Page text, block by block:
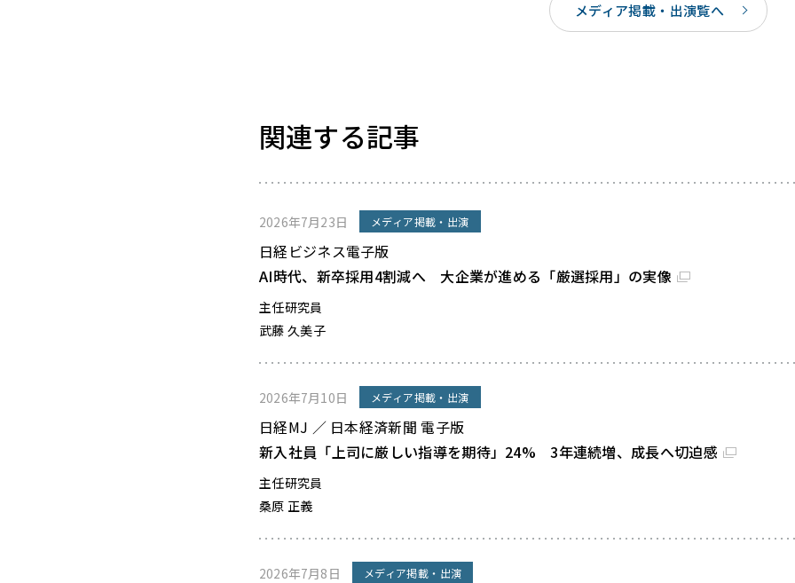
メディア掲載・出演覧へ
関連する記事
2026年7月23日 メディア掲載・出演
日経ビジネス電子版
AI時代、新卒採用4割減へ 大企業が進める「厳選採用」の実像
主任研究員
武藤 久美子
2026年7月10日 メディア掲載・出演
日経MJ ／ 日本経済新聞 電子版
新入社員「上司に厳しい指導を期待」24% 3年連続増、成長へ切迫感
主任研究員
桑原 正義
2026年7月8日 メディア掲載・出演